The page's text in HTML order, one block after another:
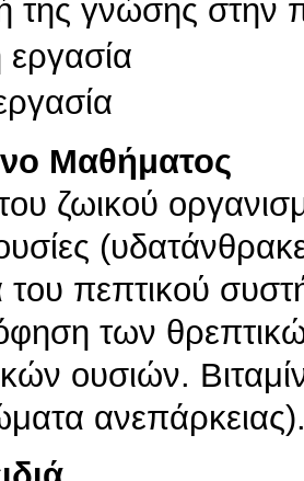
της γνώσης στην
Μαθήματος
ζωικού
του πεπτικού
των
ουσιών.